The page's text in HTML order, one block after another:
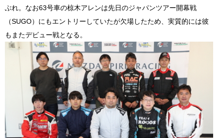
ぶれ。なお63号車の椋木アレンは先日のジャパンツアー開幕戦
（SUGO）にもエントリーしていたが欠場したため、実質的には彼
もまたデビュー戦となる。